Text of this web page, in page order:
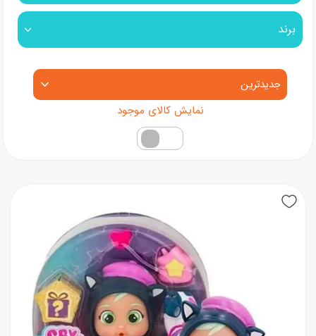
برند
مرتب‌سازی محصولات